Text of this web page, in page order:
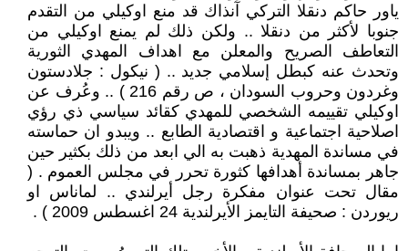
ياور حاكم دنقلا التركي آنذاك قد منع اوكيلي من التقدم
جنوبا لأكثر من دنقلا .. ولكن ذلك لم يمنع اوكيلي من
التعاطف الصريح والمعلن مع اهداف المهدي الثورية
وتحدث عنه كبطل إسلامي جديد .. ( نيكول : جلادستون
وغردون وحروب السودان ، ص رقم 216 ) .. وعُرف عن
اوكيلي تقييمه الشخصي للمهدي كقائد سياسي ذي رؤي
اصلاحية اجتماعية و اقتصادية الطابع .. ويبدو ان حماسته
في مساندة المهدية ذهبت به الي ابعد من ذلك بكثير حين
جاهر بمساندة أهدافها كثورة تحرر في مجلس العموم . (
مقال تحت عنوان مفكرة رجل أيرلندي .. لماناس او
ريوردن : صحيفة التايمز الأيرلندية 24 اغسطس 2009 ) .